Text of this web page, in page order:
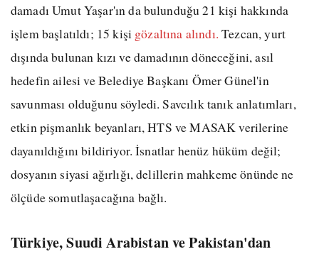
damadı Umut Yaşar'ın da bulunduğu 21 kişi hakkında
işlem başlatıldı; 15 kişi gözaltına alındı. Tezcan, yurt
dışında bulunan kızı ve damadının döneceğini, asıl
hedefin ailesi ve Belediye Başkanı Ömer Günel'in
savunması olduğunu söyledi. Savcılık tanık anlatımları,
etkin pişmanlık beyanları, HTS ve MASAK verilerine
dayanıldığını bildiriyor. İsnatlar henüz hüküm değil;
dosyanın siyasi ağırlığı, delillerin mahkeme önünde ne
ölçüde somutlaşacağına bağlı.
Türkiye, Suudi Arabistan ve Pakistan'dan